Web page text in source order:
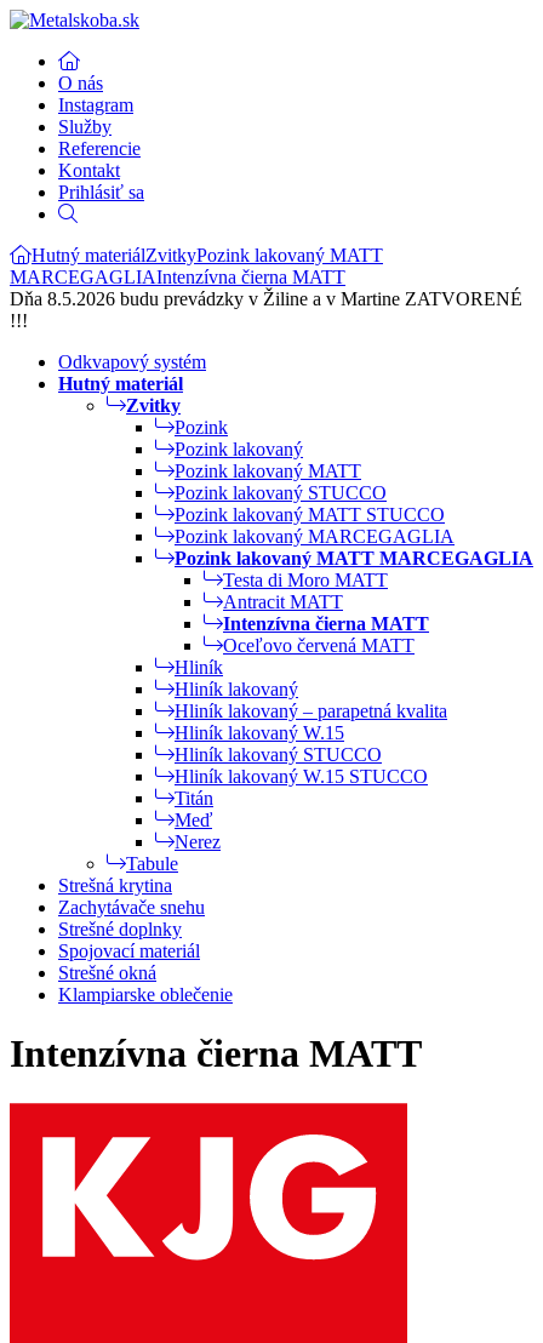
O nás
Instagram
Služby
Referencie
Kontakt
Prihlásiť sa
Hutný materiálZvitkyPozink lakovaný MATT
MARCEGAGLIAIntenzívna čierna MATT
Dňa 8.5.2026 budu prevádzky v Žiline a v Martine ZATVORENÉ
!!!
Odkvapový systém
Hutný materiál
Zvitky
Pozink
Pozink lakovaný
Pozink lakovaný MATT
Pozink lakovaný STUCCO
Pozink lakovaný MATT STUCCO
Pozink lakovaný MARCEGAGLIA
Pozink lakovaný MATT MARCEGAGLIA
Testa di Moro MATT
Antracit MATT
Intenzívna čierna MATT
Oceľovo červená MATT
Hliník
Hliník lakovaný
Hliník lakovaný – parapetná kvalita
Hliník lakovaný W.15
Hliník lakovaný STUCCO
Hliník lakovaný W.15 STUCCO
Titán
Meď
Nerez
Tabule
Strešná krytina
Zachytávače snehu
Strešné doplnky
Spojovací materiál
Strešné okná
Klampiarske oblečenie
Intenzívna čierna MATT